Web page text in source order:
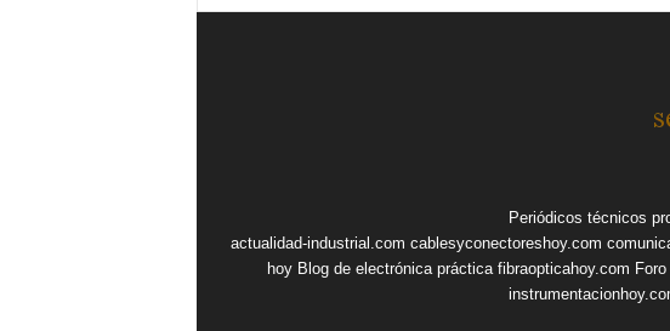
Periódicos técnicos
actualidad-industrial.com cablesyconectoreshoy.com
hoy Blog de electrónica práctica fibraopticahoy.com